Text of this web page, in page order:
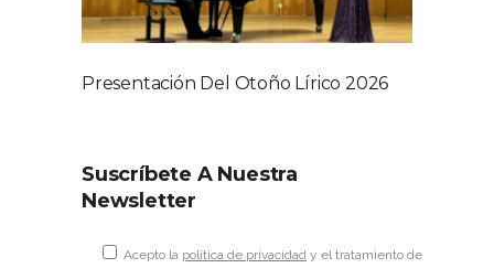
Presentación Del Otoño Lírico 2026
Suscríbete A Nuestra
Newsletter
Acepto la política de privacidad y el tratamiento de